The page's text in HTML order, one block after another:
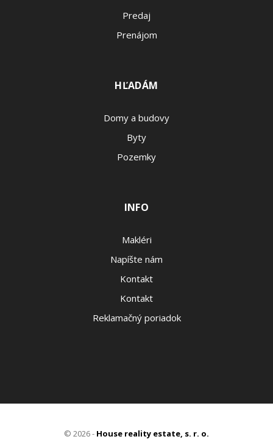
Predaj
Prenájom
HĽADÁM
Domy a budovy
Byty
Pozemky
INFO
Makléri
Napíšte nám
Kontakt
Kontakt
Reklamačný poriadok
© 2026 - House reality estate, s. r. o.